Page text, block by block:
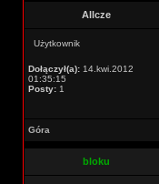
Allcze
Użytkownik
Dołączył(a): 14.kwi.2012
01:35:15
Posty: 1
Góra
bloku